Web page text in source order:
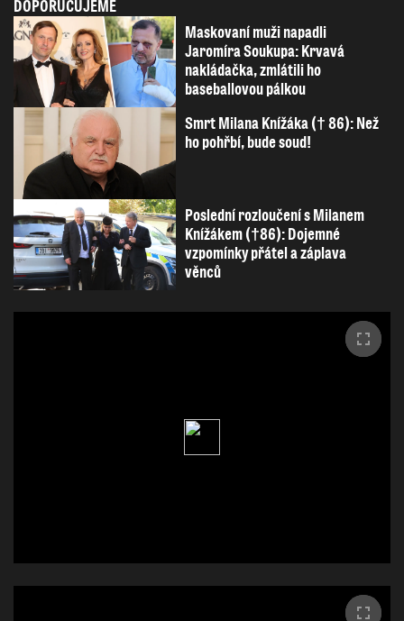
DOPORUČUJEME
Maskovaní muži napadli
Jaromíra Soukupa: Krvavá
nakládačka, zmlátili ho
baseballovou pálkou
Smrt Milana Knížáka († 86): Než
ho pohřbí, bude soud!
Poslední rozloučení s Milanem
Knížákem (†86): Dojemné
vzpomínky přátel a záplava
věnců